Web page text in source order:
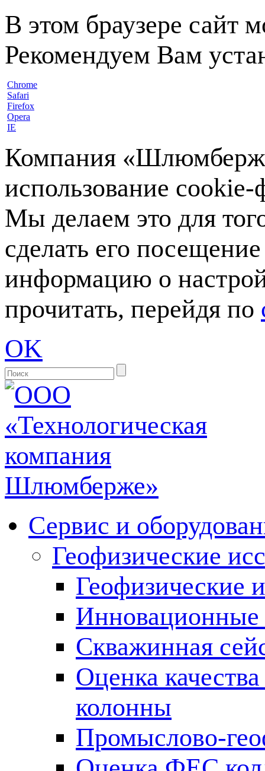
В этом браузере сайт
Рекомендуем Вам
Chrome
Safari
Firefox
Opera
IE
Компания
использование
Мы делаем это для
сделать его
информацию о
прочитать, перейдя по
OK
Сервис и
Геофизические
Геофизические
Инновационные
Скважинная
Оценка
колонны
Промыслово-